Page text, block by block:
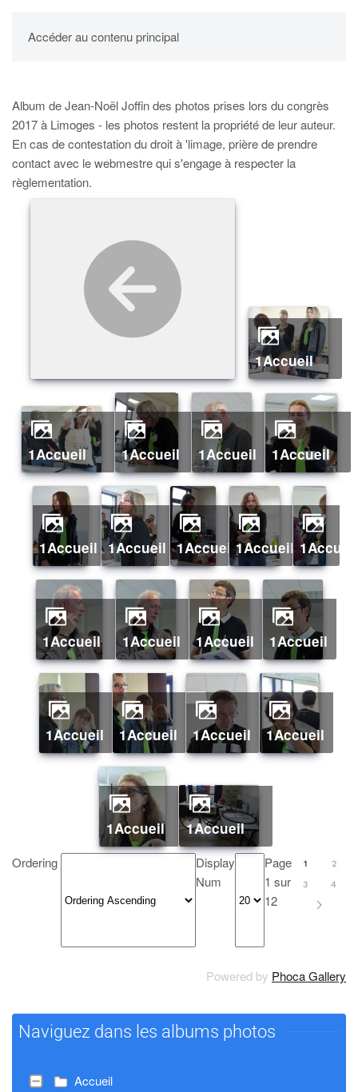
Accéder au contenu principal
UPBM
Album de Jean-Noël Joffin des photos prises lors du congrès
2017 à Limoges - les photos restent la propriété de leur auteur.
En cas de contestation du droit à 'limage, prière de prendre
contact avec le webmestre qui s'engage à respecter la
règlementation.
1Accueil
1Accueil 1Accueil 1Accueil 1Accueil
1Accueil 1Accueil 1Accueil 1Accueil 1Accueil
1Accueil 1Accueil 1Accueil 1Accueil
1Accueil 1Accueil 1Accueil 1Accueil
1Accueil 1Accueil
Ordering
Display
Num
Page
1 sur
12
1
2
3
4
Powered by Phoca Gallery
Naviguez dans les albums photos
Accueil